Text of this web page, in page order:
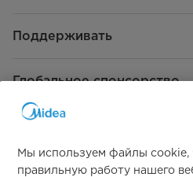
Поддерживать
Глобальное спонсорство
Мы используем файлы cookie,
правильную работу нашего